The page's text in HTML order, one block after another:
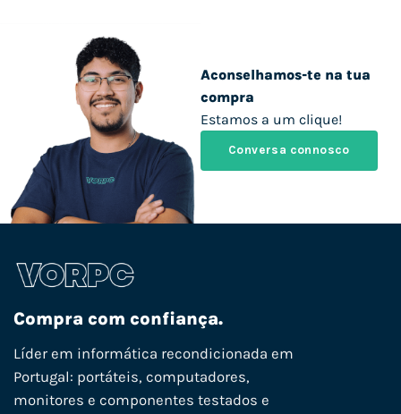
Aconselhamos-te na tua
compra
Estamos a um clique!
Conversa connosco
Compra com confiança.
Líder em informática recondicionada em
Portugal: portáteis, computadores,
monitores e componentes testados e